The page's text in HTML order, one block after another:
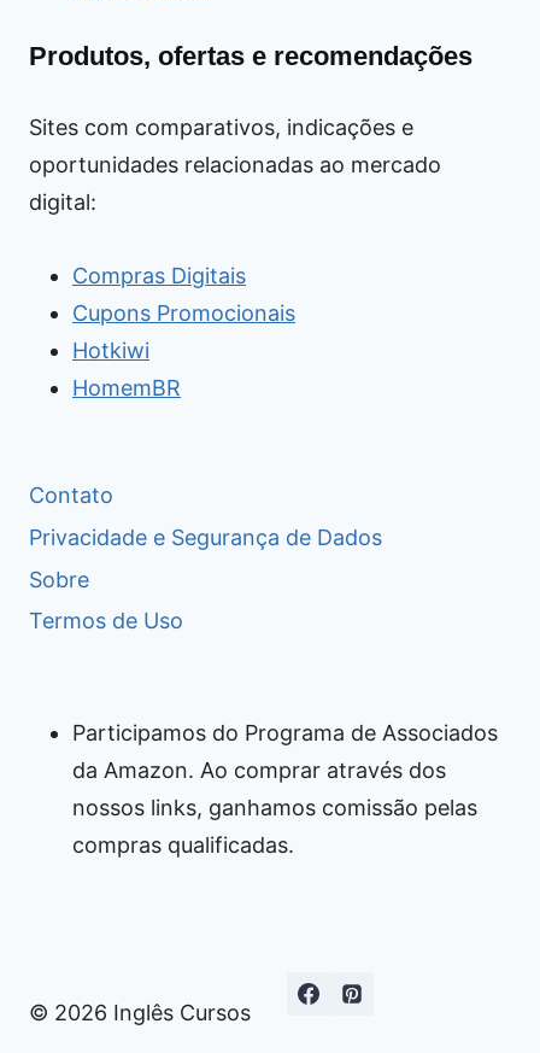
Produtos, ofertas e recomendações
Sites com comparativos, indicações e
oportunidades relacionadas ao mercado
digital:
Compras Digitais
Cupons Promocionais
Hotkiwi
HomemBR
Contato
Privacidade e Segurança de Dados
Sobre
Termos de Uso
Participamos do Programa de Associados
da Amazon. Ao comprar através dos
nossos links, ganhamos comissão pelas
compras qualificadas.
© 2026 Inglês Cursos